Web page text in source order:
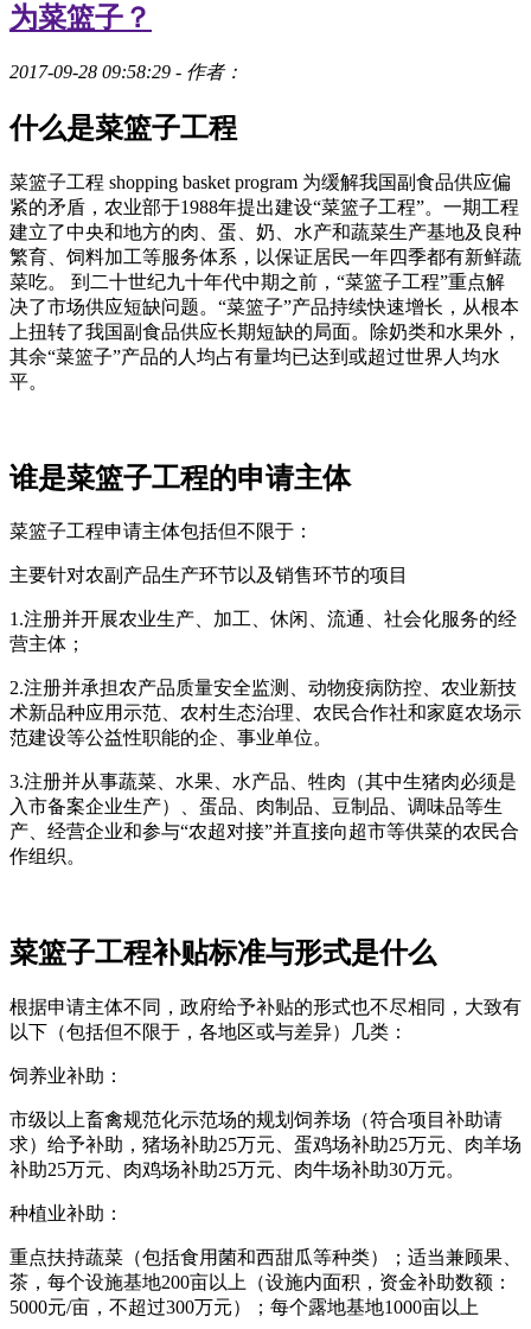
为菜篮子？
2017-09-28 09:58:29 - 作者：
什么是菜篮子工程
菜篮子工程 shopping basket program 为缓解我国副食品供应偏
紧的矛盾，农业部于1988年提出建设“菜篮子工程”。一期工程
建立了中央和地方的肉、蛋、奶、水产和蔬菜生产基地及良种
繁育、饲料加工等服务体系，以保证居民一年四季都有新鲜蔬
菜吃。 到二十世纪九十年代中期之前，“菜篮子工程”重点解
决了市场供应短缺问题。“菜篮子”产品持续快速增长，从根本
上扭转了我国副食品供应长期短缺的局面。除奶类和水果外，
其余“菜篮子”产品的人均占有量均已达到或超过世界人均水
平。
谁是菜篮子工程的申请主体
菜篮子工程申请主体包括但不限于：
主要针对农副产品生产环节以及销售环节的项目
1.注册并开展农业生产、加工、休闲、流通、社会化服务的经
营主体；
2.注册并承担农产品质量安全监测、动物疫病防控、农业新技
术新品种应用示范、农村生态治理、农民合作社和家庭农场示
范建设等公益性职能的企、事业单位。
3.注册并从事蔬菜、水果、水产品、牲肉（其中生猪肉必须是
入市备案企业生产）、蛋品、肉制品、豆制品、调味品等生
产、经营企业和参与“农超对接”并直接向超市等供菜的农民合
作组织。
菜篮子工程补贴标准与形式是什么
根据申请主体不同，政府给予补贴的形式也不尽相同，大致有
以下（包括但不限于，各地区或与差异）几类：
饲养业补助：
市级以上畜禽规范化示范场的规划饲养场（符合项目补助请
求）给予补助，猪场补助25万元、蛋鸡场补助25万元、肉羊场
补助25万元、肉鸡场补助25万元、肉牛场补助30万元。
种植业补助：
重点扶持蔬菜（包括食用菌和西甜瓜等种类）；适当兼顾果、
茶，每个设施基地200亩以上（设施内面积，资金补助数额：
5000元/亩，不超过300万元）；每个露地基地1000亩以上